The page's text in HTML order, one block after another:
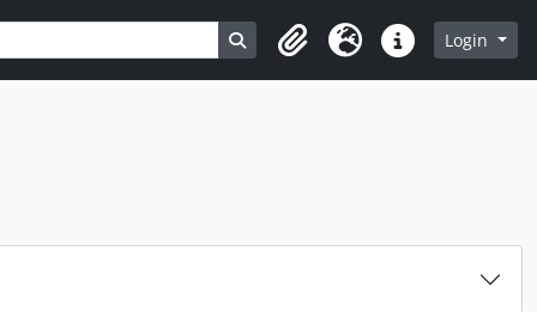
Busque na página de navegação
Clipboard
Idioma Atalhos Login